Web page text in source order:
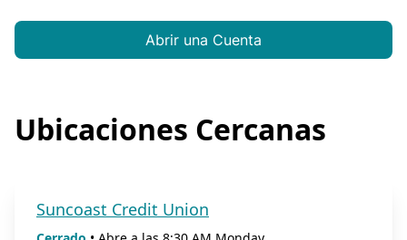
Abrir una Cuenta
Ubicaciones Cercanas
Suncoast Credit Union